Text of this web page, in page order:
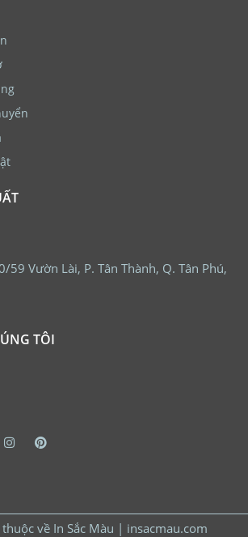
59 Vườn Lài, P. Tân Thành, Q. Tân Phú,
TÔI
về In Sắc Màu | insacmau.com